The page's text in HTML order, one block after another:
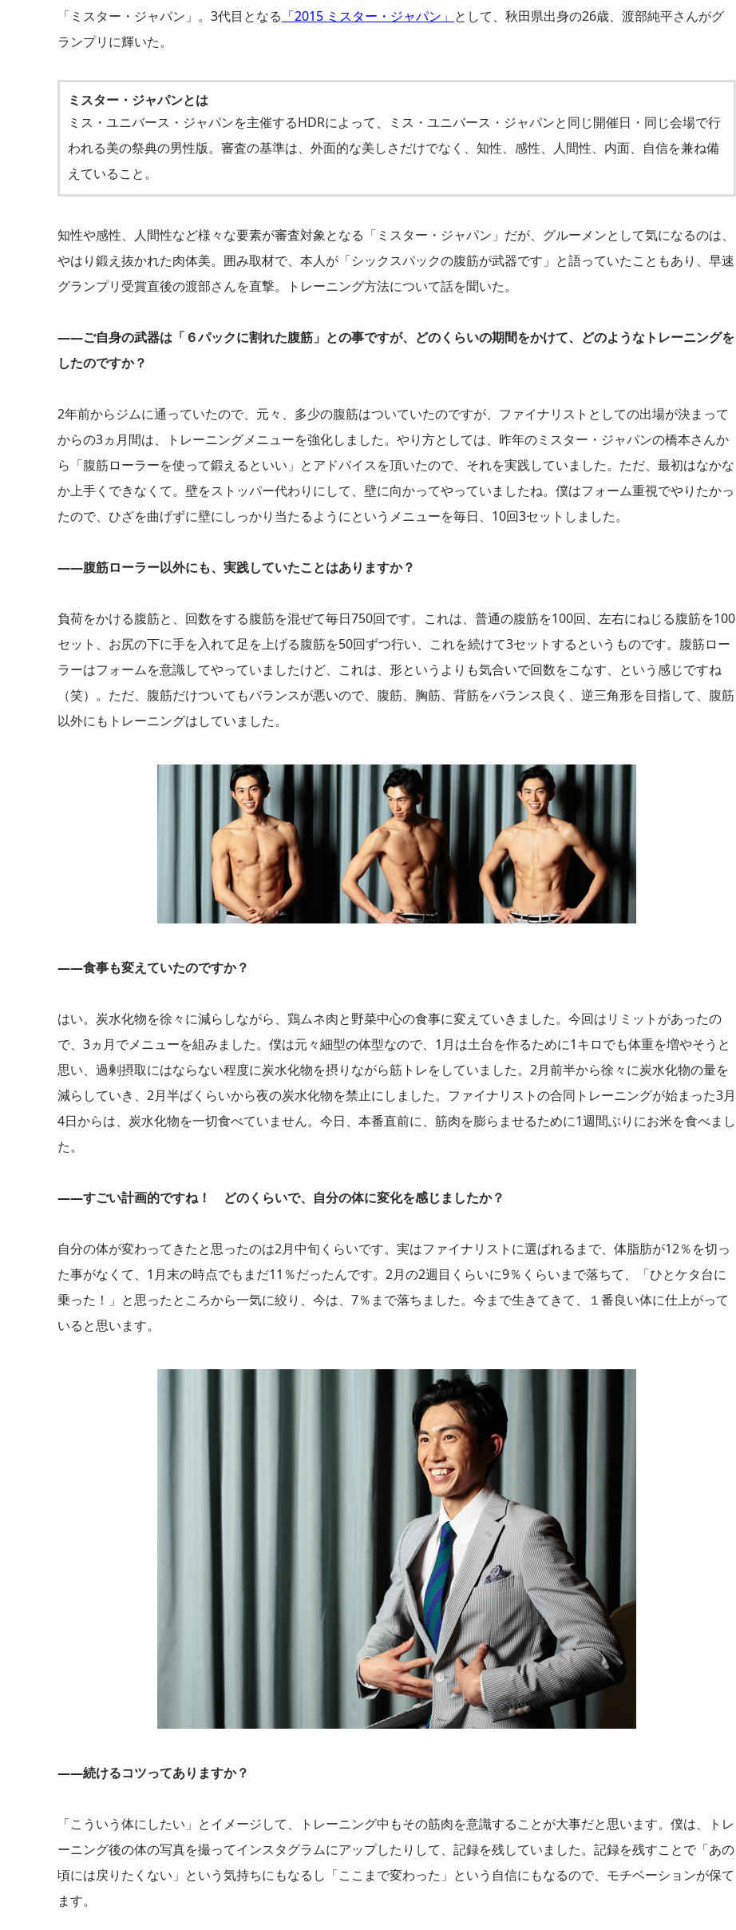
「ミスター・ジャパン」。3代目となる 「2015 ミスター・ジャパン」 として、秋田県出身の26歳、渡部純平さんがグ
ランプリに輝いた。
ミスター・ジャパンとは
ミス・ユニバース・ジャパンを主催するHDRによって、ミス・ユニバース・ジャパンと同じ開催日・同じ会場で行
われる美の祭典の男性版。審査の基準は、外面的な美しさだけでなく、知性、感性、人間性、内面、自信を兼ね備
えていること。
知性や感性、人間性など様々な要素が審査対象となる「ミスター・ジャパン」だが、グルーメンとして気になるのは、
やはり鍛え抜かれた肉体美。囲み取材で、本人が「シックスパックの腹筋が武器です」と語っていたこともあり、早速
グランプリ受賞直後の渡部さんを直撃。トレーニング方法について話を聞いた。
――ご自身の武器は「６パックに割れた腹筋」との事ですが、どのくらいの期間をかけて、どのようなトレーニングを
したのですか？
2年前からジムに通っていたので、元々、多少の腹筋はついていたのですが、ファイナリストとしての出場が決まって
からの3ヵ月間は、トレーニングメニューを強化しました。やり方としては、昨年のミスター・ジャパンの橋本さんか
ら「腹筋ローラーを使って鍛えるといい」とアドバイスを頂いたので、それを実践していました。ただ、最初はなかな
か上手くできなくて。壁をストッパー代わりにして、壁に向かってやっていましたね。僕はフォーム重視でやりたかっ
たので、ひざを曲げずに壁にしっかり当たるようにというメニューを毎日、10回3セットしました。
――腹筋ローラー以外にも、実践していたことはありますか？
負荷をかける腹筋と、回数をする腹筋を混ぜて毎日750回です。これは、普通の腹筋を100回、左右にねじる腹筋を100
セット、お尻の下に手を入れて足を上げる腹筋を50回ずつ行い、これを続けて3セットするというものです。腹筋ロー
ラーはフォームを意識してやっていましたけど、これは、形というよりも気合いで回数をこなす、という感じですね
（笑）。ただ、腹筋だけついてもバランスが悪いので、腹筋、胸筋、背筋をバランス良く、逆三角形を目指して、腹筋
以外にもトレーニングはしていました。
――食事も変えていたのですか？
はい。炭水化物を徐々に減らしながら、鶏ムネ肉と野菜中心の食事に変えていきました。今回はリミットがあったの
で、3ヵ月でメニューを組みました。僕は元々細型の体型なので、1月は土台を作るために1キロでも体重を増やそうと
思い、過剰摂取にはならない程度に炭水化物を摂りながら筋トレをしていました。2月前半から徐々に炭水化物の量を
減らしていき、2月半ばくらいから夜の炭水化物を禁止にしました。ファイナリストの合同トレーニングが始まった3月
4日からは、炭水化物を一切食べていません。今日、本番直前に、筋肉を膨らませるために1週間ぶりにお米を食べまし
た。
――すごい計画的ですね！ どのくらいで、自分の体に変化を感じましたか？
自分の体が変わってきたと思ったのは2月中旬くらいです。実はファイナリストに選ばれるまで、体脂肪が12％を切っ
た事がなくて、1月末の時点でもまだ11％だったんです。2月の2週目くらいに9％くらいまで落ちて、「ひとケタ台に
乗った！」と思ったところから一気に絞り、今は、7％まで落ちました。今まで生きてきて、１番良い体に仕上がって
いると思います。
――続けるコツってありますか？
「こういう体にしたい」とイメージして、トレーニング中もその筋肉を意識することが大事だと思います。僕は、トレ
ーニング後の体の写真を撮ってインスタグラムにアップしたりして、記録を残していました。記録を残すことで「あの
頃には戻りたくない」という気持ちにもなるし「ここまで変わった」という自信にもなるので、モチベーションが保て
ます。